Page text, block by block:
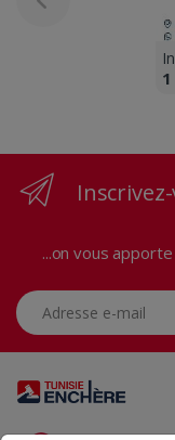
1
...on vous
Adresse e-mail